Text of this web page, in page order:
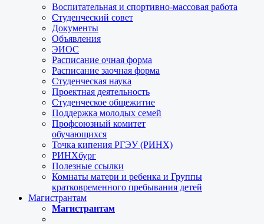
Воспитательная и спортивно-массовая работа
Студенческий совет
Документы
Объявления
ЭИОС
Расписание очная форма
Расписание заочная форма
Студенческая наука
Проектная деятельность
Студенческое общежитие
Поддержка молодых семей
Профсоюзный комитет
обучающихся
Точка кипения РГЭУ (РИНХ)
РИНХбург
Полезные ссылки
Комнаты матери и ребенка и Группы
кратковременного пребывания детей
Магистрантам
Магистрантам